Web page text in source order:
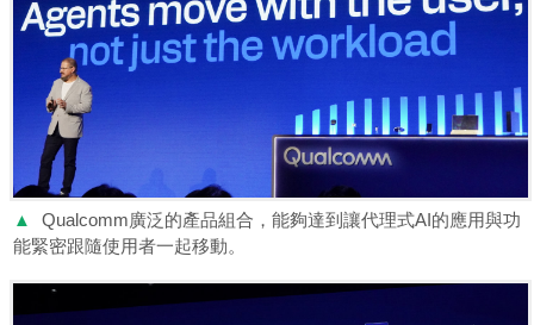
▲
Qualcomm廣泛的產品組合，能夠達到讓代理式AI的應用與功
能緊密跟隨使用者一起移動。